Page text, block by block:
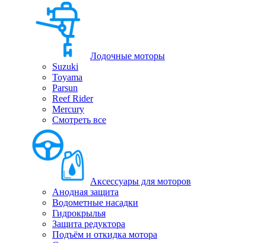
Лодочные моторы
Suzuki
Toyama
Parsun
Reef Rider
Mercury
Смотреть все
Аксессуары для моторов
Анодная защита
Водометные насадки
Гидрокрылья
Защита редуктора
Подъём и откидка мотора